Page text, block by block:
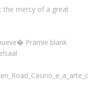
the mercy of a great
Prämie blank